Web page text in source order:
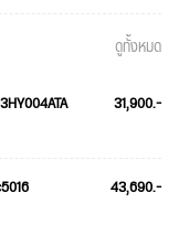
ดูทั้งหมด
31,900.-
43,690.-